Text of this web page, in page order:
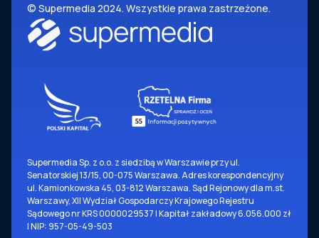
© Supermedia 2024. Wszystkie prawa zastrzeżone.
Supermedia Sp. z o.o. z siedzibą w Warszawie przy ul.
Senatorskiej 13/15, 00-075 Warszawa. Adres korespondencyjny
ul. Kamionkowska 45, 03-812 Warszawa. Sąd Rejonowy dla m.st.
Warszawy, XII Wydział Gospodarczy Krajowego Rejestru
Sądowego nr KRS 0000029537 | Kapitał zakładowy 6.056.000 zł
| NIP: 957-05-49-503